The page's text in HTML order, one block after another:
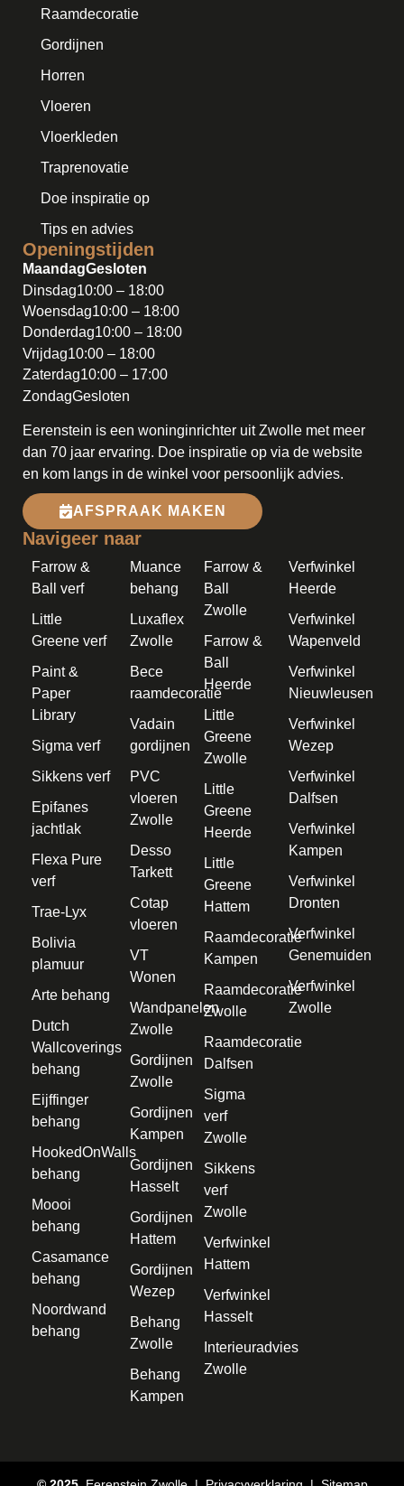
Raamdecoratie
Gordijnen
Horren
Vloeren
Vloerkleden
Traprenovatie
Doe inspiratie op
Tips en advies
Openingstijden
MaandagGesloten
Dinsdag10:00 – 18:00
Woensdag10:00 – 18:00
Donderdag10:00 – 18:00
Vrijdag10:00 – 18:00
Zaterdag10:00 – 17:00
ZondagGesloten
Eerenstein is een woninginrichter uit Zwolle met meer
dan 70 jaar ervaring. Doe inspiratie op via de website
en kom langs in de winkel voor persoonlijk advies.
AFSPRAAK MAKEN
Navigeer naar
Farrow &
Ball verf
Little
Greene verf
Paint &
Paper
Library
Sigma verf
Sikkens verf
Epifanes
jachtlak
Flexa Pure
verf
Trae-Lyx
Bolivia
plamuur
Arte behang
Dutch
Wallcoverings
behang
Eijffinger
behang
HookedOnWalls
behang
Moooi
behang
Casamance
behang
Noordwand
behang
Muance
behang
Luxaflex
Zwolle
Bece
raamdecoratie
Vadain
gordijnen
PVC
vloeren
Zwolle
Desso
Tarkett
Cotap
vloeren
VT
Wonen
Wandpanelen
Zwolle
Gordijnen
Zwolle
Gordijnen
Kampen
Gordijnen
Hasselt
Gordijnen
Hattem
Gordijnen
Wezep
Behang
Zwolle
Behang
Kampen
Farrow &
Ball
Zwolle
Farrow &
Ball
Heerde
Little
Greene
Zwolle
Little
Greene
Heerde
Little
Greene
Hattem
Raamdecoratie
Kampen
Raamdecoratie
Zwolle
Raamdecoratie
Dalfsen
Sigma
verf
Zwolle
Sikkens
verf
Zwolle
Verfwinkel
Hattem
Verfwinkel
Hasselt
Interieuradvies
Zwolle
Verfwinkel
Heerde
Verfwinkel
Wapenveld
Verfwinkel
Nieuwleusen
Verfwinkel
Wezep
Verfwinkel
Dalfsen
Verfwinkel
Kampen
Verfwinkel
Dronten
Verfwinkel
Genemuiden
Verfwinkel
Zwolle